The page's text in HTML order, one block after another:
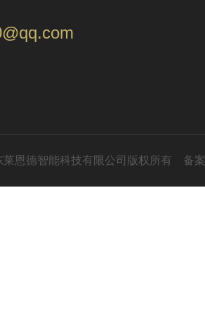
恩德智能科技有限公司版权所有 备